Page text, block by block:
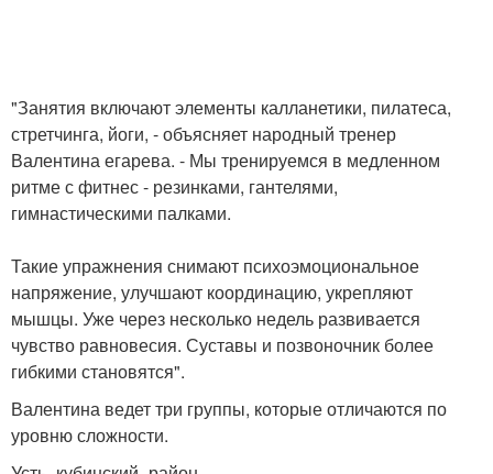
"Занятия включают элементы калланетики, пилатеса,
стретчинга, йоги, - объясняет народный тренер
Валентина егарева. - Мы тренируемся в медленном
ритме с фитнес - резинками, гантелями,
гимнастическими палками.
Такие упражнения снимают психоэмоциональное
напряжение, улучшают координацию, укрепляют
мышцы. Уже через несколько недель развивается
чувство равновесия. Суставы и позвоночник более
гибкими становятся".
Валентина ведет три группы, которые отличаются по
уровню сложности.